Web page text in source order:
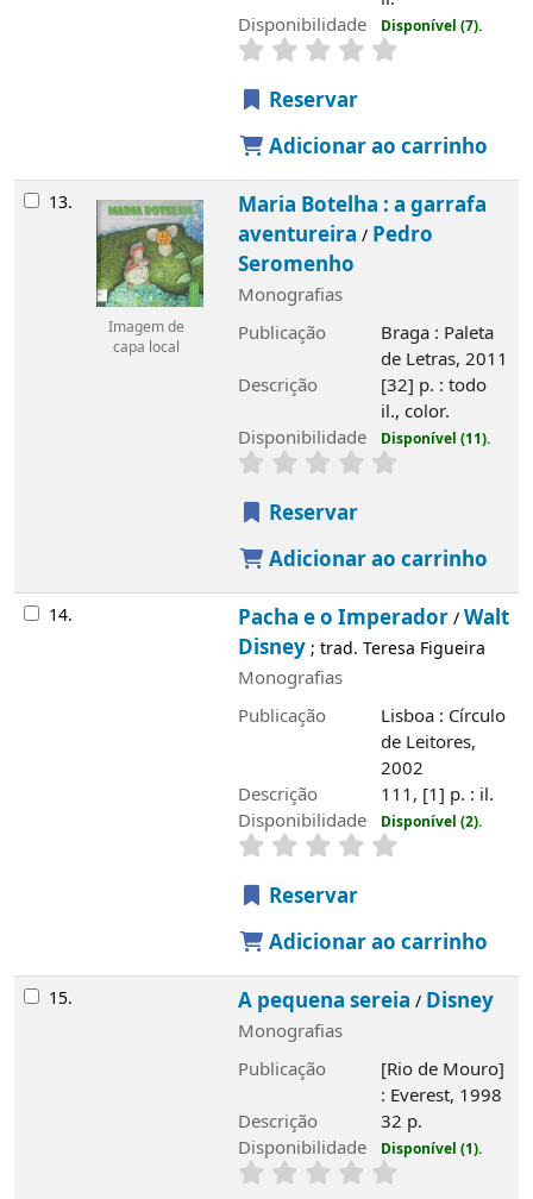
Disponibilidade
Disponível (7).
Reservar
Adicionar ao carrinho
13.
Imagem de
capa local
Maria Botelha : a garrafa
aventureira / Pedro
Seromenho
Monografias
Publicação
Braga : Paleta
de Letras, 2011
Descrição
[32] p. : todo
il., color.
Disponibilidade
Disponível (11).
Reservar
Adicionar ao carrinho
14. Pacha e o Imperador/Walt
Disney; trad. Teresa Figueira
Monografias
Publicação
Lisboa : Círculo
de Leitores,
2002
Descrição
111, [1] p. : il.
Disponibilidade
Disponível (2).
Reservar
Adicionar ao carrinho
15. A pequena sereia / Disney
Monografias
Publicação
[Rio de Mouro]
: Everest, 1998
Descrição
32 p.
Disponibilidade
Disponível (1).